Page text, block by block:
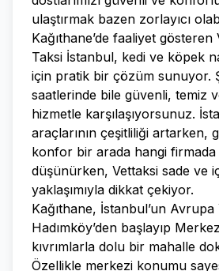
ulaştırmak bazen zorlayıcı
Kağıthane’de faaliyet
Taksi İstanbul, kedi ve köpek
için pratik bir çözüm sunuyor.
saatlerinde bile güvenli, temiz
hizmetle karşılaşıyorsunuz.
araçlarının çeşitliliği artarken,
konfor bir arada hangi
düşünürken, Vettaksi sade ve
yaklaşımıyla dikkat çekiyor.
Kağıthane, İstanbul’un Avrupa
Hadımköy’den başlayıp
kıvrımlarla dolu bir mahalle
Özellikle merkezi konumu